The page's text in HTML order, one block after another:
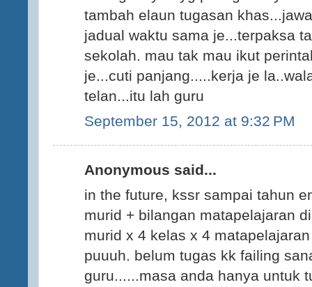
tambah elaun tugasan
jadual waktu sama je...terpaksa
sekolah. mau tak mau ikut
je...cuti panjang.....kerja je
telan...itu lah guru
September 15, 2012 at 9:32 PM
Anonymous said...
in the future, kssr sampai tahun
murid + bilangan matapelajaran
murid x 4 kelas x 4
puuuh. belum tugas kk failing
guru......masa anda hanya untuk